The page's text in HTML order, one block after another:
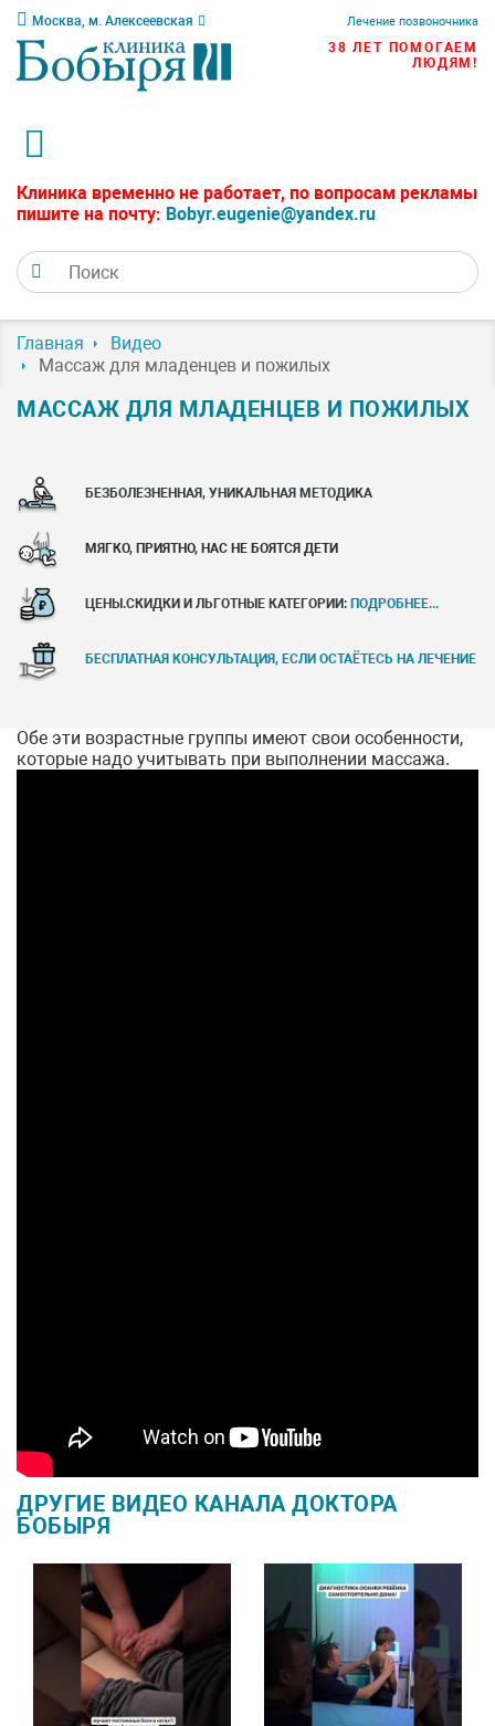
Москва, м. Алексеевская Лечение позвоночника
38 ЛЕТ ПОМОГАЕМ
ЛЮДЯМ!
Клиника временно не работает, по вопросам рекламы
пишите на почту: Bobyr.eugenie@yandex.ru
Главная
Видео
Массаж для младенцев и пожилых
МАССАЖ ДЛЯ МЛАДЕНЦЕВ И ПОЖИЛЫХ
БЕЗБОЛЕЗНЕННАЯ, УНИКАЛЬНАЯ МЕТОДИКА
МЯГКО, ПРИЯТНО, НАС НЕ БОЯТСЯ ДЕТИ
ЦЕНЫ.СКИДКИ И ЛЬГОТНЫЕ КАТЕГОРИИ: ПОДРОБНЕЕ...
БЕСПЛАТНАЯ КОНСУЛЬТАЦИЯ, ЕСЛИ ОСТАЁТЕСЬ НА ЛЕЧЕНИЕ
Обе эти возрастные группы имеют свои особенности,
которые надо учитывать при выполнении массажа.
ДРУГИЕ ВИДЕО КАНАЛА ДОКТОРА
БОБЫРЯ